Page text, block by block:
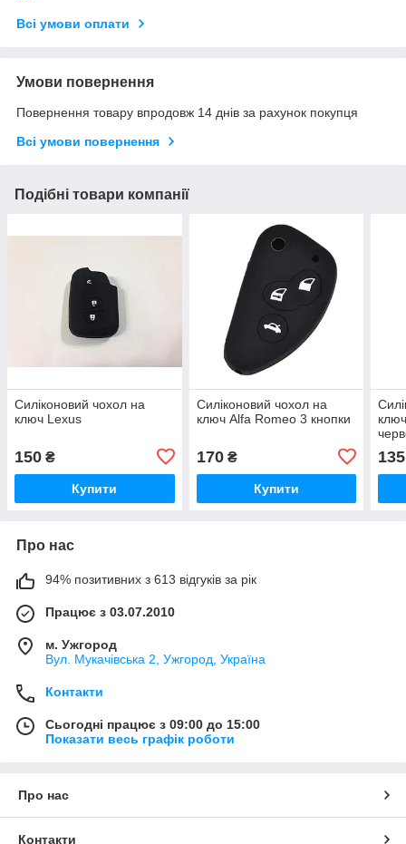
Всі умови оплати
Умови повернення
Повернення товару впродовж 14 днів за рахунок покупця
Всі умови повернення
Подібні товари компанії
Силіконовий чохол на
ключ Lexus
150 ₴
Купити
Силіконовий чохол на
ключ Alfa Romeo 3 кнопки
170₴
Купити
135
Про нас
94% позитивних з 613 відгуків за рік
Працює з 03.07.2010
м. Ужгород
Вул. Мукачівська 2, Ужгород, Україна
Контакти
Сьогодні працює з 09:00 до 15:00
Показати весь графік роботи
Про нас
Контакти